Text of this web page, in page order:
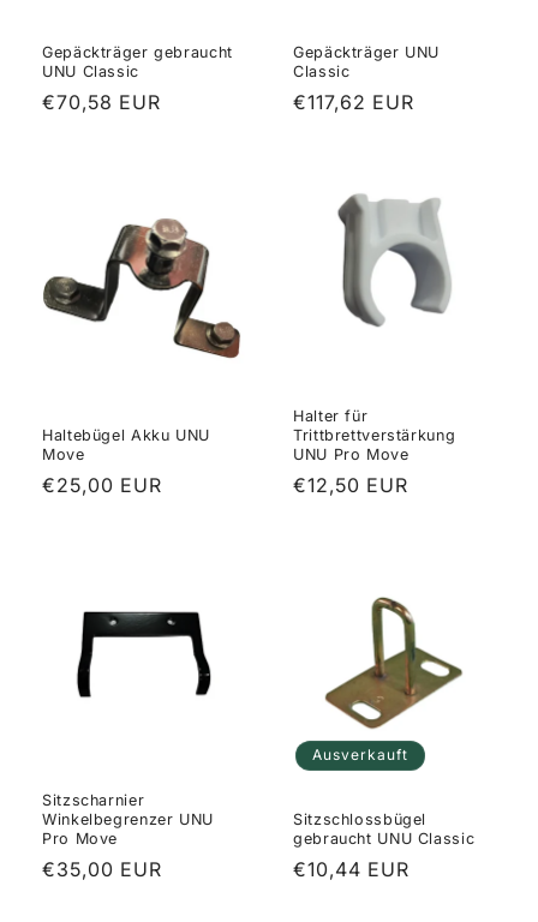
Gepäckträger gebraucht
UNU Classic
Normaler
€70,58 EUR
Gepäckträger UNU
Classic
Normaler
€117,62 EUR
Haltebügel Akku UNU
Move
Normaler
€25,00 EUR
Halter für
Trittbrettverstärkung
UNU Pro Move
Normaler
€12,50 EUR
Sitzscharnier
Winkelbegrenzer UNU
Pro Move
Normaler
€35,00 EUR
Ausverkauft
Sitzschlossbügel
gebraucht UNU Classic
Normaler
€10,44 EUR